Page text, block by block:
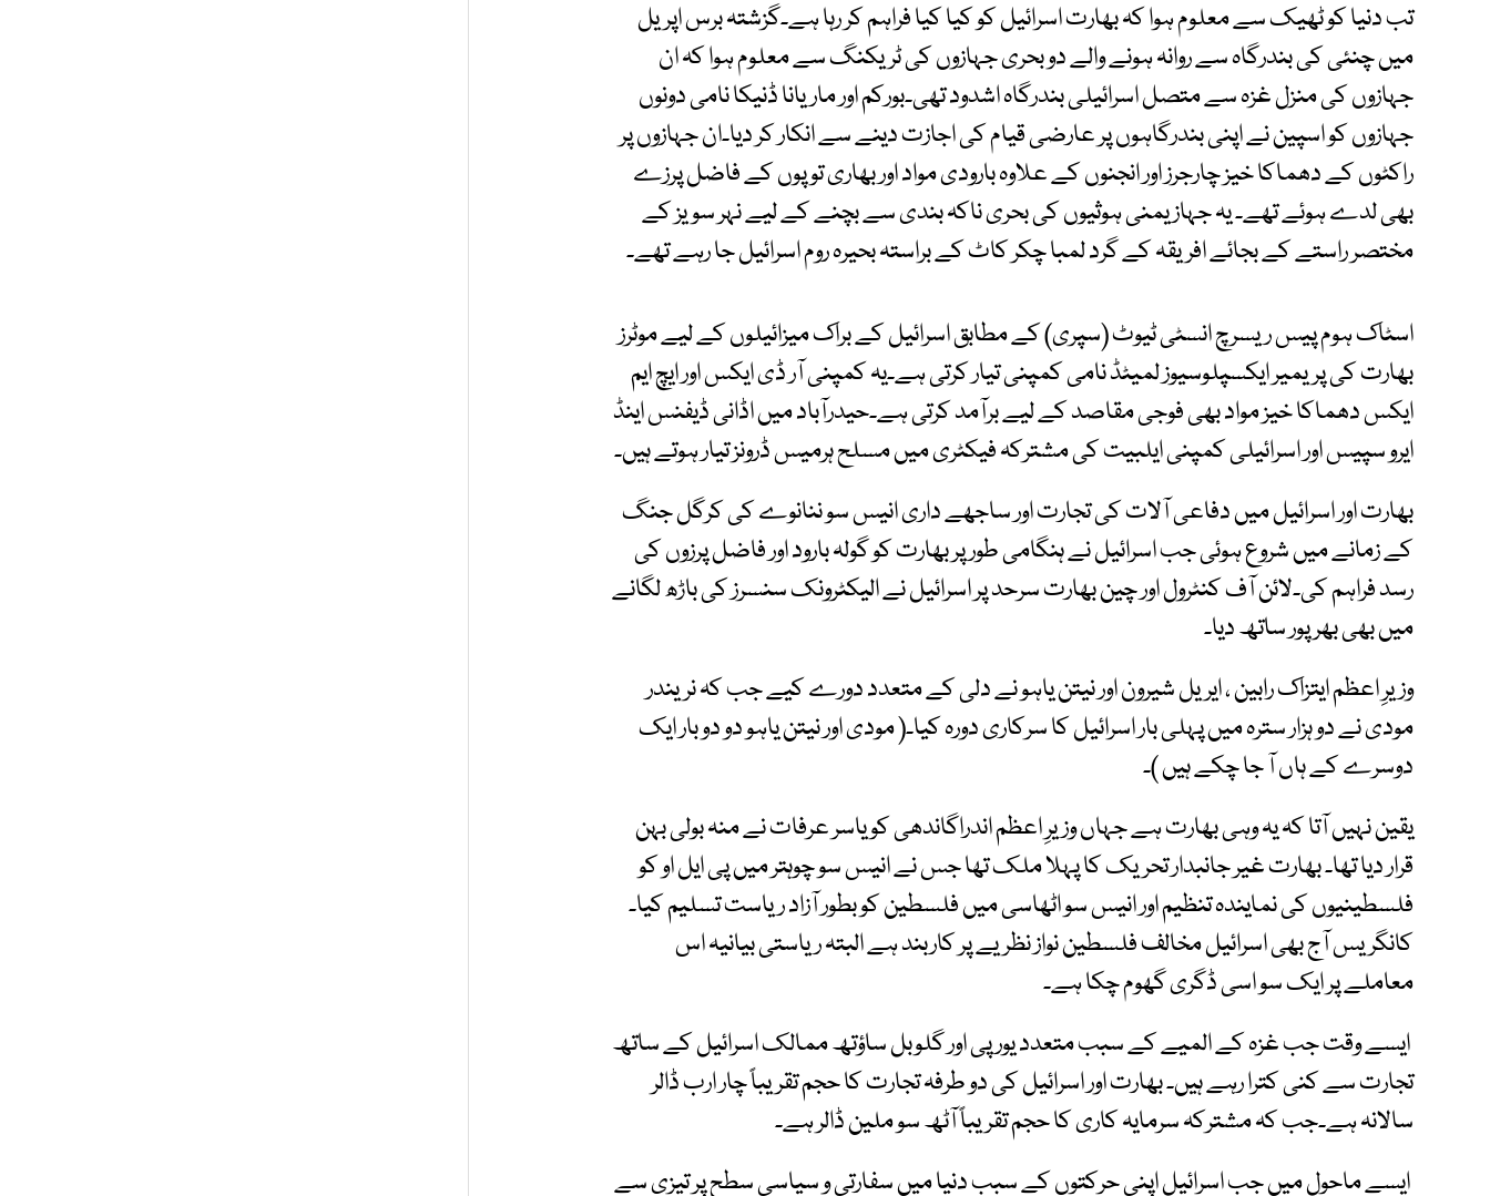
تب دنیا کو ٹھیک سے معلوم ہوا کہ بھارت اسرائیل کو کیا کیا فراہم کر رہا ہے۔گزشتہ برس اپریل
میں چنئی کی بندرگاہ سے روانہ ہونے والے دو بحری جہازوں کی ٹریکنگ سے معلوم ہوا کہ ان
جہازوں کی منزل غزہ سے متصل اسرائیلی بندرگاہ اشدود تھی۔بورکم اور ماریانا ڈنیکا نامی دونوں
جہازوں کو اسپین نے اپنی بندرگاہوں پر عارضی قیام کی اجازت دینے سے انکار کر دیا۔ان جہازوں پر
راکٹوں کے دھماکا خیز چارجرز اور انجنوں کے علاوہ بارودی مواد اور بھاری توپوں کے فاضل پرزے
بھی لدے ہوئے تھے۔ یہ جہاز یمنی ہوثیوں کی بحری ناکہ بندی سے بچنے کے لیے نہر سویز کے
مختصر راستے کے بجائے افریقہ کے گرد لمبا چکر کاٹ کے براستہ بحیرہ روم اسرائیل جا رہے تھے۔
اسٹاک ہوم پیس ریسرچ انسٹی ٹیوٹ (سپری) کے مطابق اسرائیل کے براک میزائیلوں کے لیے موٹرز
بھارت کی پریمیر ایکسپلوسیوز لمیٹڈ نامی کمپنی تیار کرتی ہے۔یہ کمپنی آر ڈی ایکس اور ایچ ایم
ایکس دھماکا خیز مواد بھی فوجی مقاصد کے لیے برآمد کرتی ہے۔حیدرآباد میں اڈانی ڈیفنس اینڈ
ایرو سپیس اور اسرائیلی کمپنی ایلبیت کی مشترکہ فیکٹری میں مسلح ہرمیس ڈرونز تیار ہوتے ہیں۔
بھارت اور اسرائیل میں دفاعی آلات کی تجارت اور ساجھے داری انیس سو ننانوے کی کرگل جنگ
کے زمانے میں شروع ہوئی جب اسرائیل نے ہنگامی طور پر بھارت کو گولہ بارود اور فاضل پرزوں کی
رسد فراہم کی۔لائن آف کنٹرول اور چین بھارت سرحد پر اسرائیل نے الیکٹرونک سنسرز کی باڑھ لگانے
میں بھی بھرپور ساتھ دیا۔
وزیرِ اعظم ایتزاک رابین ، ایریل شیرون اور نیتن یاہو نے دلی کے متعدد دورے کیے جب کہ نریندر
مودی نے دو ہزار سترہ میں پہلی بار اسرائیل کا سرکاری دورہ کیا۔( مودی اور نیتن یاہو دو دو بار ایک
دوسرے کے ہاں آ جا چکے ہیں )۔
یقین نہیں آتا کہ یہ وہی بھارت ہے جہاں وزیرِ اعظم اندراگاندھی کو یاسر عرفات نے منہ بولی بہن
قرار دیا تھا۔ بھارت غیر جانبدار تحریک کا پہلا ملک تھا جس نے انیس سو چوہتر میں پی ایل او کو
فلسطینیوں کی نمایندہ تنظیم اور انیس سو اٹھاسی میں فلسطین کو بطور آزاد ریاست تسلیم کیا۔
کانگریس آج بھی اسرائیل مخالف فلسطین نواز نظریے پر کاربند ہے البتہ ریاستی بیانیہ اس
معاملے پر ایک سو اسی ڈگری گھوم چکا ہے۔
ایسے وقت جب غزہ کے المیے کے سبب متعدد یورپی اور گلوبل ساؤتھ ممالک اسرائیل کے ساتھ
تجارت سے کنی کترا رہے ہیں۔ بھارت اور اسرائیل کی دو طرفہ تجارت کا حجم تقریباً چار ارب ڈالر
سالانہ ہے۔جب کہ مشترکہ سرمایہ کاری کا حجم تقریباً آٹھ سو ملین ڈالر ہے۔
ایسے ماحول میں جب اسرائیل اپنی حرکتوں کے سبب دنیا میں سفارتی و سیاسی سطح پر تیزی سے